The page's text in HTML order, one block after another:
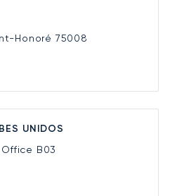
Honoré 75008
UNIDOS
B03